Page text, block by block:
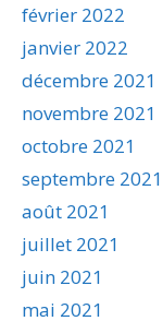
février 2022
janvier 2022
décembre 2021
novembre 2021
octobre 2021
septembre 2021
août 2021
juillet 2021
juin 2021
mai 2021